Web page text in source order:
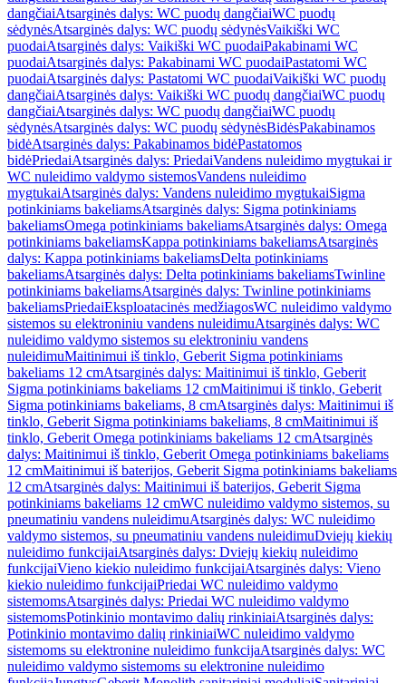
dangčiaiAtsarginės dalys: WC puodų dangčiaiWC puodų
sėdynėsAtsarginės dalys: WC puodų sėdynėsVaikiški WC
puodaiAtsarginės dalys: Vaikiški WC puodaiPakabinami WC
puodaiAtsarginės dalys: Pakabinami WC puodaiPastatomi WC
puodaiAtsarginės dalys: Pastatomi WC puodaiVaikiški WC puodų
dangčiaiAtsarginės dalys: Vaikiški WC puodų dangčiaiWC puodų
dangčiaiAtsarginės dalys: WC puodų dangčiaiWC puodų
sėdynėsAtsarginės dalys: WC puodų sėdynėsBidėsPakabinamos
bidėAtsarginės dalys: Pakabinamos bidėPastatomos
bidėPriedaiAtsarginės dalys: PriedaiVandens nuleidimo mygtukai ir
WC nuleidimo valdymo sistemosVandens nuleidimo
mygtukaiAtsarginės dalys: Vandens nuleidimo mygtukaiSigma
potinkiniams bakeliamsAtsarginės dalys: Sigma potinkiniams
bakeliamsOmega potinkiniams bakeliamsAtsarginės dalys: Omega
potinkiniams bakeliamsKappa potinkiniams bakeliamsAtsarginės
dalys: Kappa potinkiniams bakeliamsDelta potinkiniams
bakeliamsAtsarginės dalys: Delta potinkiniams bakeliamsTwinline
potinkiniams bakeliamsAtsarginės dalys: Twinline potinkiniams
bakeliamsPriedaiEksploatacinės medžiagosWC nuleidimo valdymo
sistemos su elektroniniu vandens nuleidimuAtsarginės dalys: WC
nuleidimo valdymo sistemos su elektroniniu vandens
nuleidimuMaitinimui iš tinklo, Geberit Sigma potinkiniams
bakeliams 12 cmAtsarginės dalys: Maitinimui iš tinklo, Geberit
Sigma potinkiniams bakeliams 12 cmMaitinimui iš tinklo, Geberit
Sigma potinkiniams bakeliams, 8 cmAtsarginės dalys: Maitinimui iš
tinklo, Geberit Sigma potinkiniams bakeliams, 8 cmMaitinimui iš
tinklo, Geberit Omega potinkiniams bakeliams 12 cmAtsarginės
dalys: Maitinimui iš tinklo, Geberit Omega potinkiniams bakeliams
12 cmMaitinimui iš baterijos, Geberit Sigma potinkiniams bakeliams
12 cmAtsarginės dalys: Maitinimui iš baterijos, Geberit Sigma
potinkiniams bakeliams 12 cmWC nuleidimo valdymo sistemos, su
pneumatiniu vandens nuleidimuAtsarginės dalys: WC nuleidimo
valdymo sistemos, su pneumatiniu vandens nuleidimuDviejų kiekių
nuleidimo funkcijaiAtsarginės dalys: Dviejų kiekių nuleidimo
funkcijaiVieno kiekio nuleidimo funkcijaiAtsarginės dalys: Vieno
kiekio nuleidimo funkcijaiPriedai WC nuleidimo valdymo
sistemomsAtsarginės dalys: Priedai WC nuleidimo valdymo
sistemomsPotinkinio montavimo dalių rinkiniaiAtsarginės dalys:
Potinkinio montavimo dalių rinkiniaiWC nuleidimo valdymo
sistemoms su elektronine nuleidimo funkcijaAtsarginės dalys: WC
nuleidimo valdymo sistemoms su elektronine nuleidimo